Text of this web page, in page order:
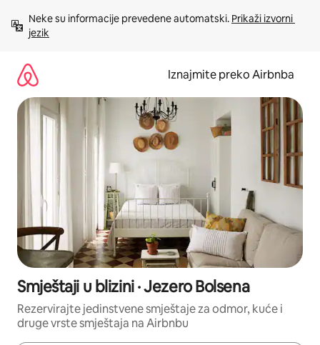
sadržaj
Neke su informacije prevedene automatski. Prikaži izvorni
jezik
Iznajmite preko Airbnba
Smještaji u blizini · Jezero Bolsena
Rezervirajte jedinstvene smještaje za odmor, kuće i
druge vrste smještaja na Airbnbu